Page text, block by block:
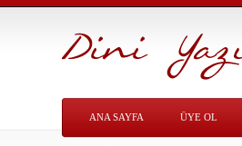
ANA SAYFA ÜYE OL